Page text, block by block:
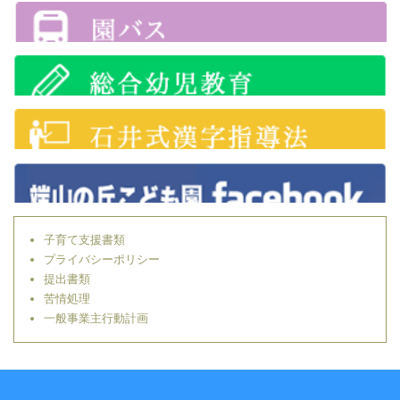
子育て支援書類
プライバシーポリシー
提出書類
苦情処理
一般事業主行動計画